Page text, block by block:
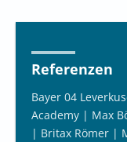
Referenzen
Bayer 04
Academy | Max
| Britax Römer |